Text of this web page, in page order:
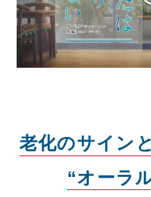
老化のサイン
“オーラ